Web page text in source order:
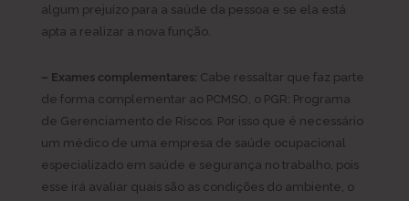
algum prejuízo para a saúde da pessoa e se ela está
apta a realizar a nova função.
– Exames complementares: Cabe ressaltar que faz parte
de forma complementar ao PCMSO, o PGR: Programa
de Gerenciamento de Riscos. Por isso que é necessário
um médico de uma empresa de saúde ocupacional
especializado em saúde e segurança no trabalho, pois
esse irá avaliar quais são as condições do ambiente, o